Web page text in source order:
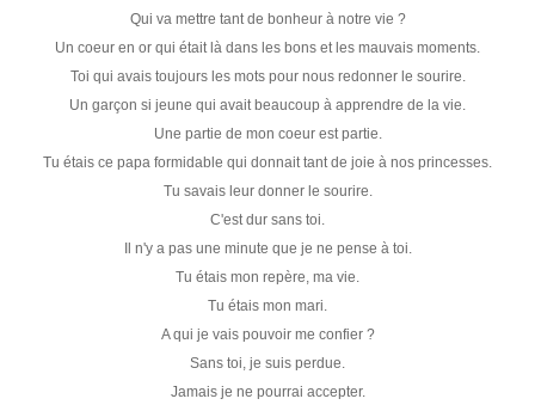
Qui va mettre tant de bonheur à notre vie ?
Un coeur en or qui était là dans les bons et les mauvais moments.
Toi qui avais toujours les mots pour nous redonner le sourire.
Un garçon si jeune qui avait beaucoup à apprendre de la vie.
Une partie de mon coeur est partie.
Tu étais ce papa formidable qui donnait tant de joie à nos princesses.
Tu savais leur donner le sourire.
C'est dur sans toi.
Il n'y a pas une minute que je ne pense à toi.
Tu étais mon repère, ma vie.
Tu étais mon mari.
A qui je vais pouvoir me confier ?
Sans toi, je suis perdue.
Jamais je ne pourrai accepter.